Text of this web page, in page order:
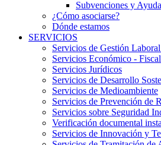
Subvenciones y
¿Cómo asociarse?
Dónde estamos
SERVICIOS
Servicios de Gestión
Servicios Económico -
Servicios Jurídicos
Servicios de Desarrollo
Servicios de Medioambiente
Servicios de Prevención de
Servicios sobre Seguridad
Verificación documental
Servicios de Innovación y